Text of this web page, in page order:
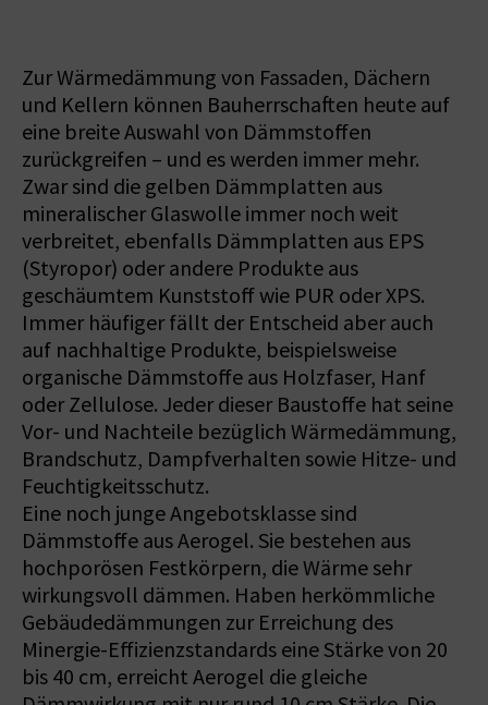
Zur Wärmedämmung von Fassaden, Dächern
und Kellern können Bauherrschaften heute auf
eine breite Auswahl von Dämmstoffen
zurückgreifen – und es werden immer mehr.
Zwar sind die gelben Dämmplatten aus
mineralischer Glaswolle immer noch weit
verbreitet, ebenfalls Dämmplatten aus EPS
(Styropor) oder andere Produkte aus
geschäumtem Kunststoff wie PUR oder XPS.
Immer häufiger fällt der Entscheid aber auch
auf nachhaltige Produkte, beispielsweise
organische Dämmstoffe aus Holzfaser, Hanf
oder Zellulose. Jeder dieser Baustoffe hat seine
Vor- und Nachteile bezüglich Wärmedämmung,
Brandschutz, Dampfverhalten sowie Hitze- und
Feuchtigkeitsschutz.
Eine noch junge Angebotsklasse sind
Dämmstoffe aus Aerogel. Sie bestehen aus
hochporösen Festkörpern, die Wärme sehr
wirkungsvoll dämmen. Haben herkömmliche
Gebäudedämmungen zur Erreichung des
Minergie-Effizienzstandards eine Stärke von 20
bis 40 cm, erreicht Aerogel die gleiche